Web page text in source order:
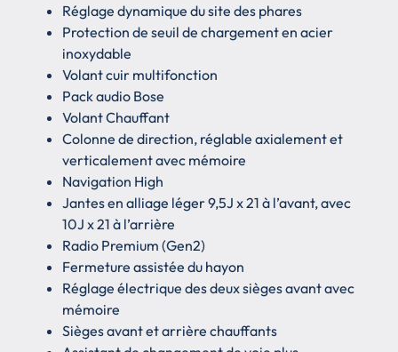
Réglage dynamique du site des phares
Protection de seuil de chargement en acier
inoxydable
Volant cuir multifonction
Pack audio Bose
Volant Chauffant
Colonne de direction, réglable axialement et
verticalement avec mémoire
Navigation High
Jantes en alliage léger 9,5J x 21 à l’avant, avec
10J x 21 à l’arrière
Radio Premium (Gen2)
Fermeture assistée du hayon
Réglage électrique des deux sièges avant avec
mémoire
Sièges avant et arrière chauffants